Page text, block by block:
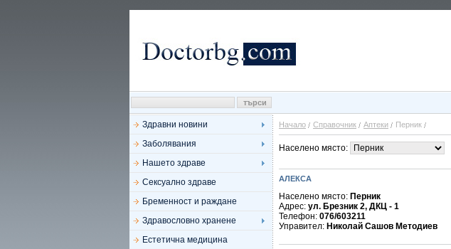
Здравни новини
Заболявания
Нашето здраве
Сексуално здраве
Бременност и раждане
Здравословно хранене
Естетична медицина
Начало Справочник Аптеки Перник
Населено място:
АЛЕКСА
Населено място: Перник
Адрес: ул. Брезник 2, ДКЦ - 1
Телефон: 076/603211
Управител: Николай Сашов Методиев